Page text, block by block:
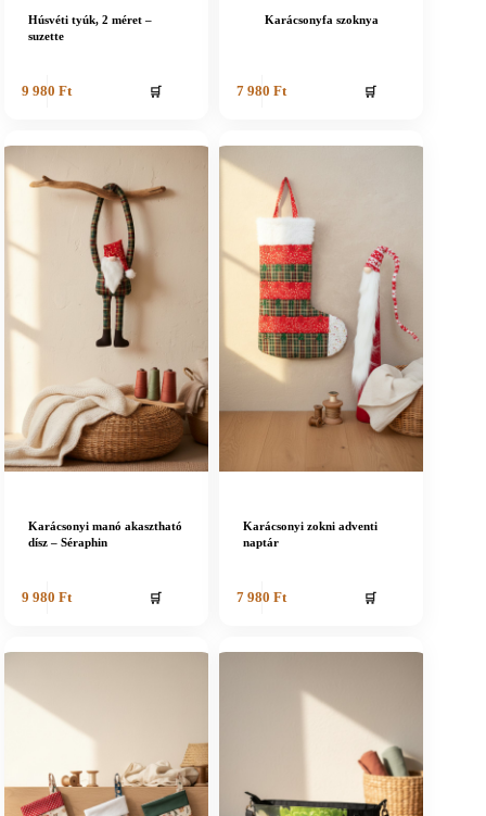
Húsvéti tyúk, 2 méret –
suzette
9 980Ft 🛒
Karácsonyfa szoknya
7 980Ft 🛒
Karácsonyi manó akasztható
dísz – Séraphin
9 980Ft 🛒
Karácsonyi zokni adventi
naptár
7 980Ft 🛒